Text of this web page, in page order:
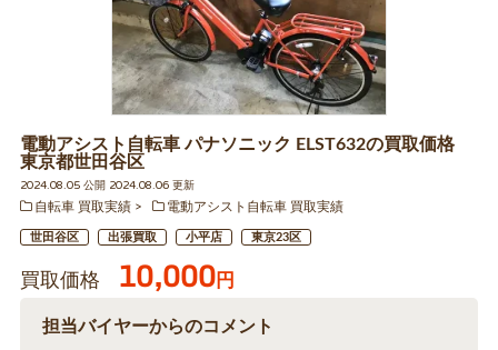
電動アシスト自転車 パナソニック ELST632の買取価格
東京都世田谷区
2024.08.05 公開 2024.08.06 更新
自転車 買取実績
電動アシスト自転車 買取実績
世田谷区 出張買取 小平店 東京23区
買取価格 10,000円
担当バイヤーからのコメント